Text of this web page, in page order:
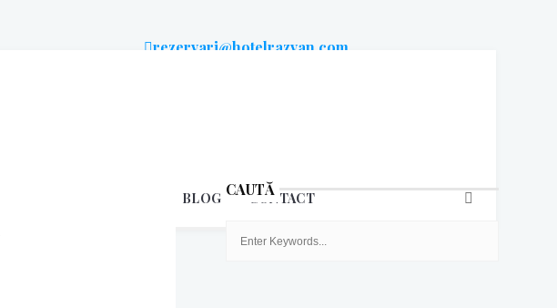
rezervari@hotelrazvan.com
BLOG CONTACT
CAUTĂ